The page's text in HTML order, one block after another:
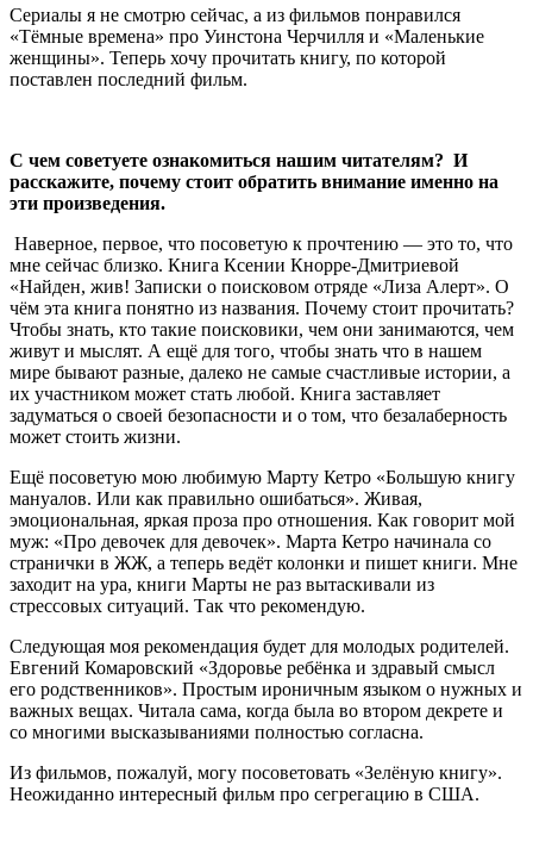
Сериалы я не смотрю сейчас, а из фильмов понравился
«Тёмные времена» про Уинстона Черчилля и «Маленькие
женщины». Теперь хочу прочитать книгу, по которой
поставлен последний фильм.
С чем советуете ознакомиться нашим читателям? И
расскажите, почему стоит обратить внимание именно на
эти произведения.
Наверное, первое, что посоветую к прочтению — это то, что
мне сейчас близко. Книга Ксении Кнорре-Дмитриевой
«Найден, жив! Записки о поисковом отряде «Лиза Алерт». О
чём эта книга понятно из названия. Почему стоит прочитать?
Чтобы знать, кто такие поисковики, чем они занимаются, чем
живут и мыслят. А ещё для того, чтобы знать что в нашем
мире бывают разные, далеко не самые счастливые истории, а
их участником может стать любой. Книга заставляет
задуматься о своей безопасности и о том, что безалаберность
может стоить жизни.
Ещё посоветую мою любимую Марту Кетро «Большую книгу
мануалов. Или как правильно ошибаться». Живая,
эмоциональная, яркая проза про отношения. Как говорит мой
муж: «Про девочек для девочек». Марта Кетро начинала со
странички в ЖЖ, а теперь ведёт колонки и пишет книги. Мне
заходит на ура, книги Марты не раз вытаскивали из
стрессовых ситуаций. Так что рекомендую.
Следующая моя рекомендация будет для молодых родителей.
Евгений Комаровский «Здоровье ребёнка и здравый смысл
его родственников». Простым ироничным языком о нужных и
важных вещах. Читала сама, когда была во втором декрете и
со многими высказываниями полностью согласна.
Из фильмов, пожалуй, могу посоветовать «Зелёную книгу».
Неожиданно интересный фильм про сегрегацию в США.